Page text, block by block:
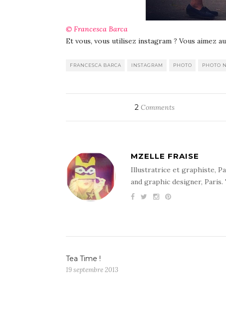
© Francesca Barca
Et vous, vous utilisez instagram ? Vous aimez
FRANCESCA BARCA INSTAGRAM PHOTO PHOTO
2 Comments
MZELLE FRAISE
Illustratrice et graphiste,
and graphic designer,
Tea Time !
19 septembre 2013